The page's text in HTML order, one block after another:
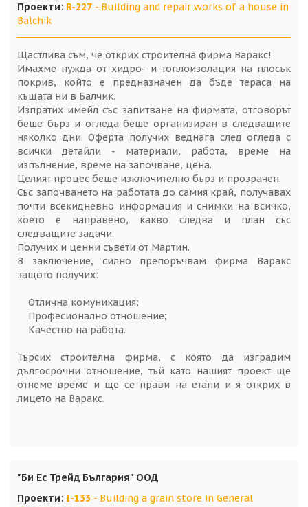
Проекти: R-227 - Building and repair works of a house in
Balchik
Щастлива съм, че открих строителна фирма Варакс!
Имахме нужда от хидро- и топлоизолация на плосък
покрив, който е предназначен да бъде тераса на
къщата ни в Балчик.
Изпратих имейл със запитване на фирмата, отговорът
беше бърз и огледа беше организиран в следващите
няколко дни. Оферта получих веднага след огледа с
всички детайли - материали, работа, време на
изпълнение, време на започване, цена.
Целият процес беше изключително бърз и прозрачен.
Със започването на работата до самия край, получавах
почти всекидневно информация и снимки на всичко,
което е направено, какво следва и план със
следващите задачи.
Получих и ценни съвети от Мартин.
В заключение, силно препоръчвам фирма Варакс
защото получих:
Отлична комуникация;
Професионално отношение;
Качество на работа.
Търсих строителна фирма, с която да изградим
дългосрочни отношение, тъй като нашият проект ще
отнеме време и ще се прави на етапи и я открих в
лицето на Варакс.
"Би Ес Трейд България" ООД
Проекти: I-133 - Building a grain store in General